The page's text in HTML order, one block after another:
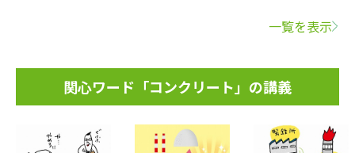
一覧を表示
関心ワード「コンクリート」の講義